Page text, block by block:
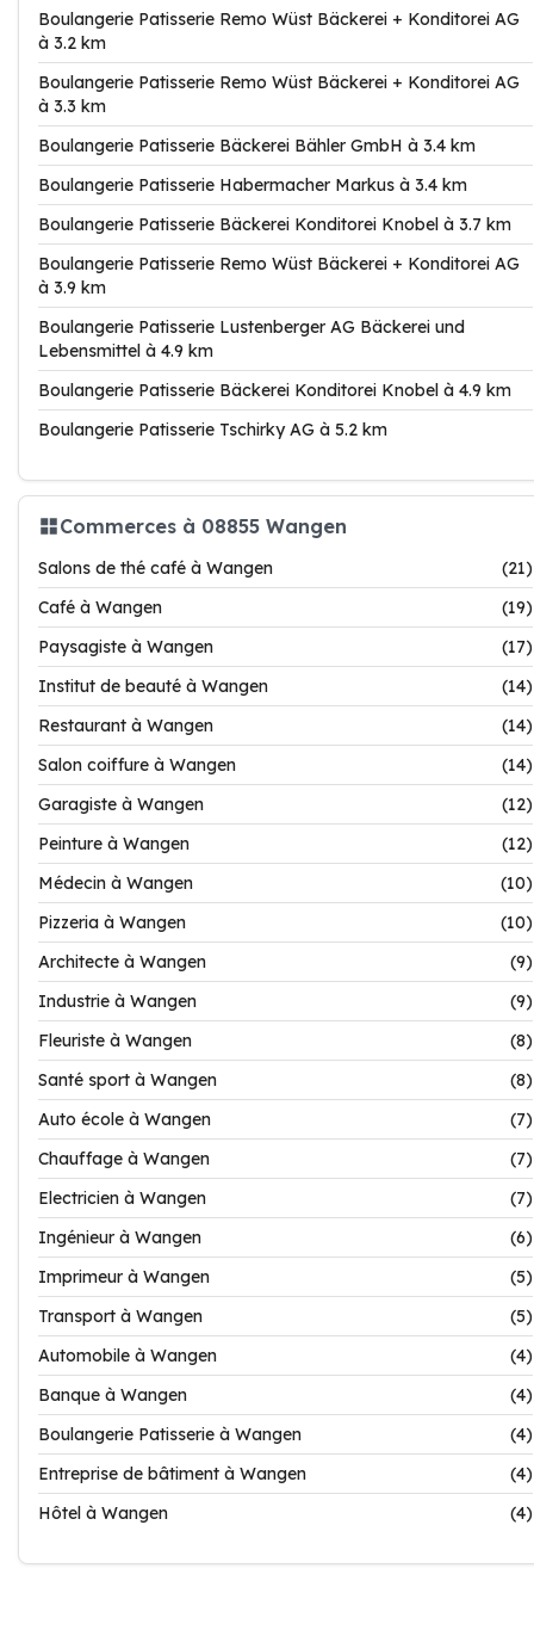
Boulangerie Patisserie Remo Wüst Bäckerei + Konditorei AG
à 3.2 km
Boulangerie Patisserie Remo Wüst Bäckerei + Konditorei AG
à 3.3 km
Boulangerie Patisserie Bäckerei Bähler GmbH à 3.4 km
Boulangerie Patisserie Habermacher Markus à 3.4 km
Boulangerie Patisserie Bäckerei Konditorei Knobel à 3.7 km
Boulangerie Patisserie Remo Wüst Bäckerei + Konditorei AG
à 3.9 km
Boulangerie Patisserie Lustenberger AG Bäckerei und
Lebensmittel à 4.9 km
Boulangerie Patisserie Bäckerei Konditorei Knobel à 4.9 km
Boulangerie Patisserie Tschirky AG à 5.2 km
Commerces à 08855 Wangen
Salons de thé café à Wangen
(21)
Café à Wangen
(19)
Paysagiste à Wangen
(17)
Institut de beauté à Wangen
(14)
Restaurant à Wangen
(14)
Salon coiffure à Wangen
(14)
Garagiste à Wangen
(12)
Peinture à Wangen
(12)
Médecin à Wangen
(10)
Pizzeria à Wangen
(10)
Architecte à Wangen
(9)
Industrie à Wangen
(9)
Fleuriste à Wangen
(8)
Santé sport à Wangen
(8)
Auto école à Wangen
(7)
Chauffage à Wangen
(7)
Electricien à Wangen
(7)
Ingénieur à Wangen
(6)
Imprimeur à Wangen
(5)
Transport à Wangen
(5)
Automobile à Wangen
(4)
Banque à Wangen
(4)
Boulangerie Patisserie à Wangen
(4)
Entreprise de bâtiment à Wangen
(4)
Hôtel à Wangen
(4)